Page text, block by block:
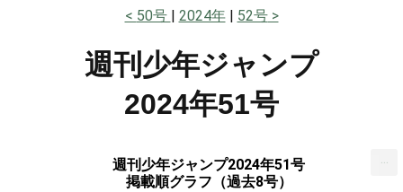
50号 2024年 52号
週刊少年ジャンプ
2024年51号
週刊少年ジャンプ2024年51号
掲載順グラフ（過去8号）